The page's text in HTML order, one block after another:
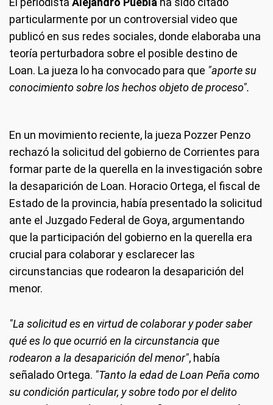
particularmente por un controversial video que
publicó en sus redes sociales, donde elaboraba una
teoría perturbadora sobre el posible destino de
Loan. La jueza lo ha convocado para que "aporte su
conocimiento sobre los hechos objeto de proceso".
En un movimiento reciente, la jueza Pozzer Penzo
rechazó la solicitud del gobierno de Corrientes para
formar parte de la querella en la investigación sobre
la desaparición de Loan. Horacio Ortega, el fiscal de
Estado de la provincia, había presentado la solicitud
ante el Juzgado Federal de Goya, argumentando
que la participación del gobierno en la querella era
crucial para colaborar y esclarecer las
circunstancias que rodearon la desaparición del
menor.
"La solicitud es en virtud de colaborar y poder saber
qué es lo que ocurrió en la circunstancia que
rodearon a la desaparición del menor", había
señalado Ortega. "Tanto la edad de Loan Peña como
su condición particular, y sobre todo por el delito